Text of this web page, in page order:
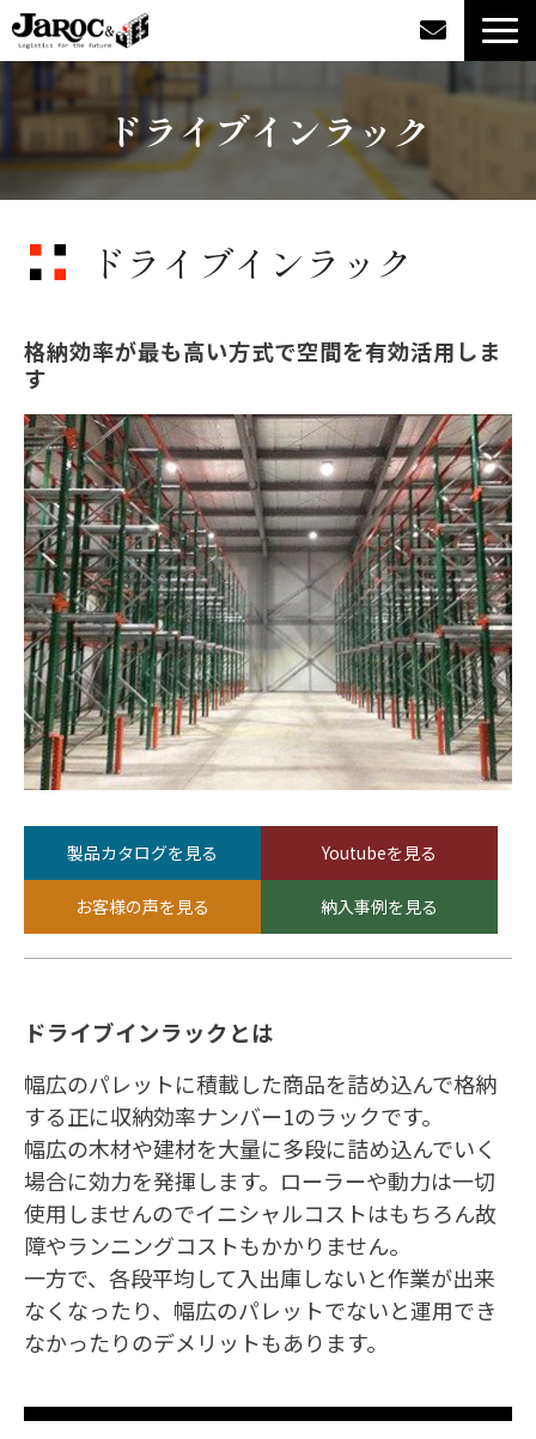
製品情報
導入事例
ジャロックコラム
採用情報
オンラインショップ
ドライブインラック
ドライブインラック
格納効率が最も高い方式で空間を有効活用しま
す
製品カタログを見る Youtubeを見る
お客様の声を見る 納入事例を見る
ドライブインラックとは
幅広のパレットに積載した商品を詰め込んで格納
する正に収納効率ナンバー1のラックです。
幅広の木材や建材を大量に多段に詰め込んでいく
場合に効力を発揮します。ローラーや動力は一切
使用しませんのでイニシャルコストはもちろん故
障やランニングコストもかかりません。
一方で、各段平均して入出庫しないと作業が出来
なくなったり、幅広のパレットでないと運用でき
なかったりのデメリットもあります。